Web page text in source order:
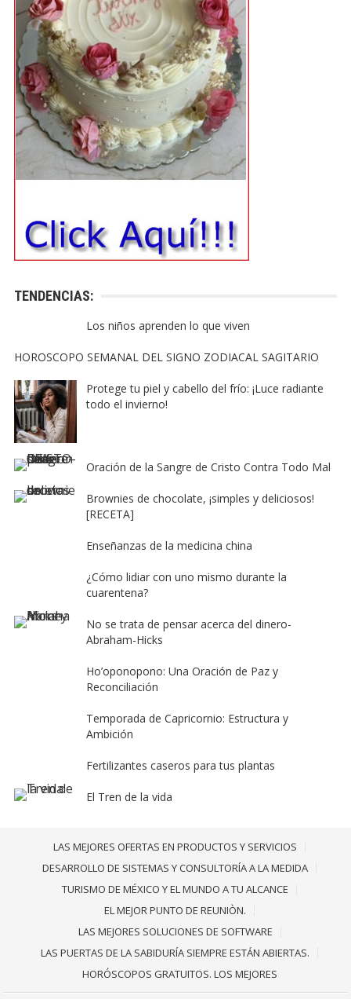
TENDENCIAS:
Los niños aprenden lo que viven
HOROSCOPO SEMANAL DEL SIGNO ZODIACAL SAGITARIO
Protege tu piel y cabello del frío: ¡Luce radiante
todo el invierno!
Oración de la Sangre de Cristo Contra Todo Mal
Brownies de chocolate, ¡simples y deliciosos!
[RECETA]
Enseñanzas de la medicina china
¿Cómo lidiar con uno mismo durante la
cuarentena?
No se trata de pensar acerca del dinero-
Abraham-Hicks
Ho’oponopono: Una Oración de Paz y
Reconciliación
Temporada de Capricornio: Estructura y
Ambición
Fertilizantes caseros para tus plantas
El Tren de la vida
LAS MEJORES OFERTAS EN PRODUCTOS Y SERVICIOS
DESARROLLO DE SISTEMAS Y CONSULTORÍA A LA MEDIDA
TURISMO DE MÉXICO Y EL MUNDO A TU ALCANCE
EL MEJOR PUNTO DE REUNIÒN.
LAS MEJORES SOLUCIONES DE SOFTWARE
LAS PUERTAS DE LA SABIDURÍA SIEMPRE ESTÁN ABIERTAS.
HORÓSCOPOS GRATUITOS. LOS MEJORES